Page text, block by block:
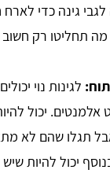
לגבי גינה כדי
תחליטו רק
לגינות נוי
אלמנטים. יכול
תגלו שהם לא
יכול להיות